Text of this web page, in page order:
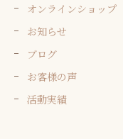
オンラインショップ
お知らせ
ブログ
お客様の声
活動実績